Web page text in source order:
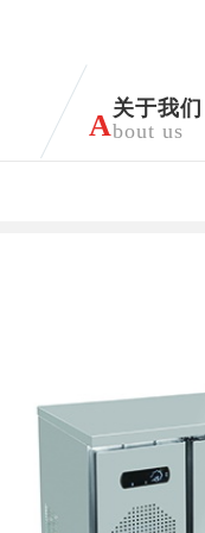
关于我们
bout us
A